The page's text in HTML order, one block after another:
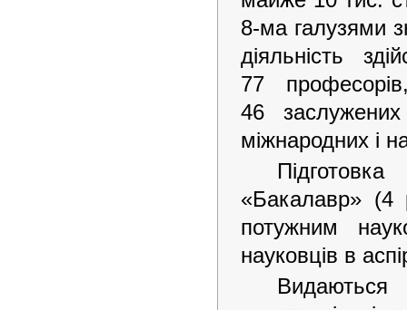
8-ма галузями
діяльність
77
46
міжнародних і
«Бакалавр» (4
потужним
науковців в
Видаються